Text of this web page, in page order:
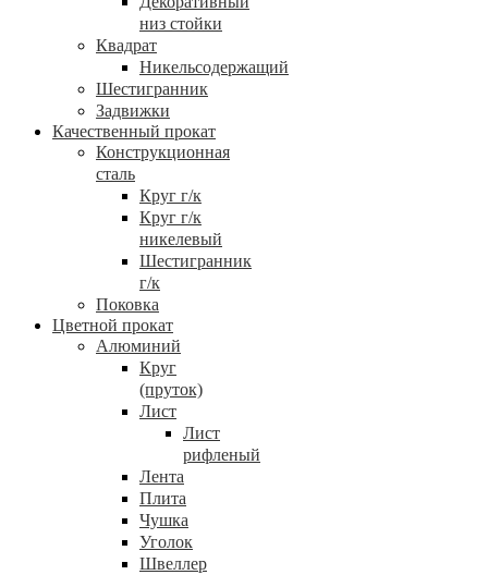
низ стойки
Квадрат
Никельсодержащий
Шестигранник
Задвижки
Качественный прокат
Конструкционная
сталь
Круг г/к
Круг г/к
никелевый
Шестигранник
г/к
Поковка
Цветной прокат
Алюминий
Круг
(пруток)
Лист
Лист
рифленый
Лента
Плита
Чушка
Уголок
Швеллер